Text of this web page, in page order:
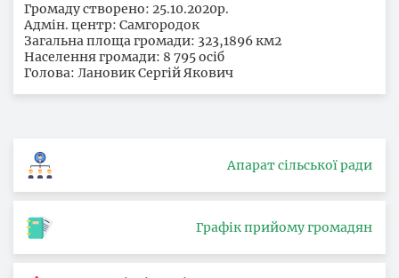
Громаду створено: 25.10.2020р.
Адмін. центр: Самгородок
Загальна площа громади: 323,1896 км2
Населення громади: 8 795 осіб
Голова: Лановик Сергій Якович
Апарат сільської ради
Графік прийому громадян